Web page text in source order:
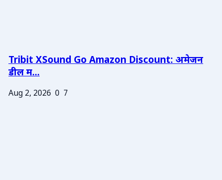
Tribit XSound Go Amazon Discount: अमेजन
डील म...
Aug 2, 2026 0 7